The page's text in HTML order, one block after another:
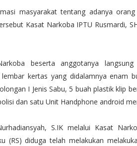
masyarakat tentang adanya
Kasat Narkoba IPTU Rusmardi,
beserta anggotanya
kertas yang didalamnya enam
I Jenis Sabu, 5 buah plastik klip
dan satu Unit Handphone android
S.IK melalui Kasat
(RS) diduga telah melakukan